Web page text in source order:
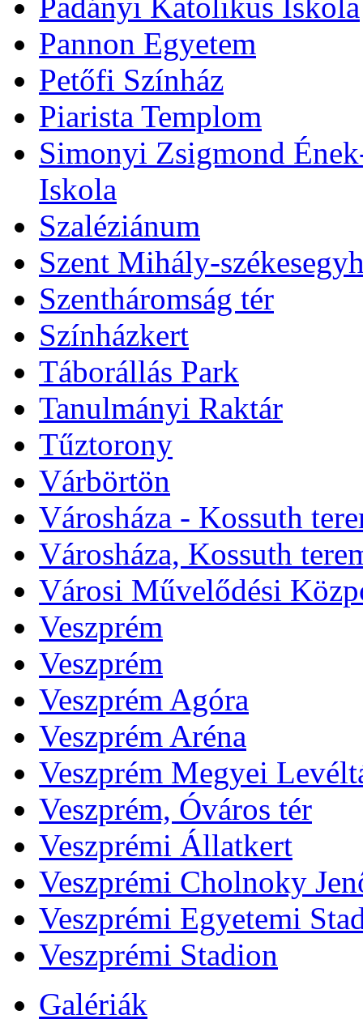
Pannon Egyetem
Petőfi Színház
Piarista Templom
Simonyi Zsigmond
Iskola
Szaléziánum
Szent Mihály-
Szentháromság tér
Színházkert
Táborállás Park
Tanulmányi Raktár
Tűztorony
Várbörtön
Városháza - Kossuth
Városháza, Kossuth
Városi Művelődési
Veszprém
Veszprém
Veszprém Agóra
Veszprém Aréna
Veszprém Megyei
Veszprém, Óváros tér
Veszprémi Állatkert
Veszprémi Cholnoky
Veszprémi Egyetemi
Veszprémi Stadion
Galériák